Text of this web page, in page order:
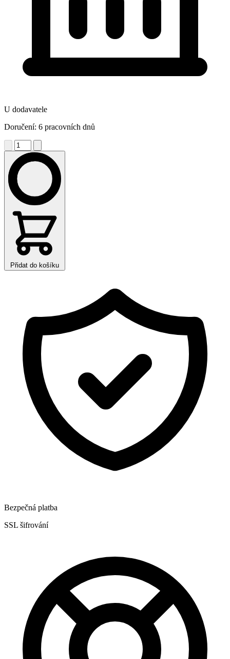
U dodavatele
Doručení: 6 pracovních dnů
Přidat do košíku
Bezpečná platba
SSL šifrování